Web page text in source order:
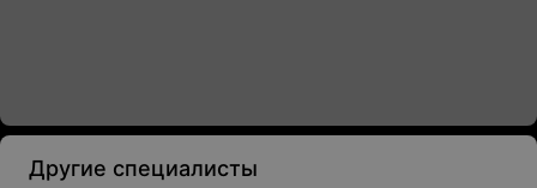
Другие специалисты